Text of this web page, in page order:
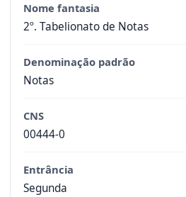
Nome fantasia
2º. Tabelionato de Notas
Denominação padrão
Notas
CNS
00444-0
Entrância
Segunda